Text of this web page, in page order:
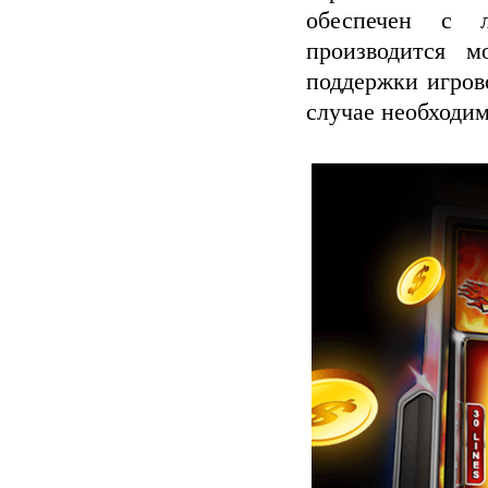
обеспечен с
производится
поддержки
случае